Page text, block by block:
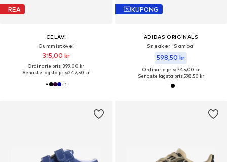
REA
CELAVI
Gummistövel
315,00 kr
Ordinarie pris: 399,00 kr
Senaste lägsta pris:247,50 kr
+1
KUPONG
ADIDAS ORIGINALS
Sneaker 'Samba'
598,50 kr
Ordinarie pris: 745,00 kr
Senaste lägsta pris:598,50 kr